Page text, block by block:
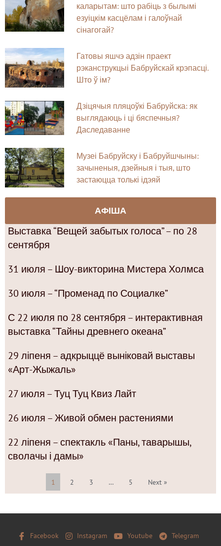
каларытам: што рабіць з былымі
езуіцкім касцёлам і галоўнай
сінагогай?
Гатовы яшчэ адзін праект
рэканструкцыі Бабруйскай крэпасці.
Што ў ім?
Дзіцячыя пляцоўкі Бабруйска: як
выглядаюць і ці бяспечныя?
Даследаванне
Музеі Бабруйску і Бабруйшчыны:
зачыненыя, дзейныя і тыя, што
застаюцца толькі ідэяй
АФІША
Выставка “Вещей забытых голоса” – по 28
сентября
31 июля – Шоу-викторина Мистера Холмса
30 июля – “Променад по Социалке”
С 22 июля по 28 сентября – интерактивная
выставка “Тайны древнего океана”
29 ліпеня – адкрыццё выніковай выставы
«Арт-Жыжаль»
27 июля – Туц Туц Квиз Лайт
26 июля – Живой обмен растениями
22 ліпеня – спектакль «Паны, таварышы,
сволачы і дамы»
1 2 3 … 5 Next »
Facebook Instagram Youtube Telegram